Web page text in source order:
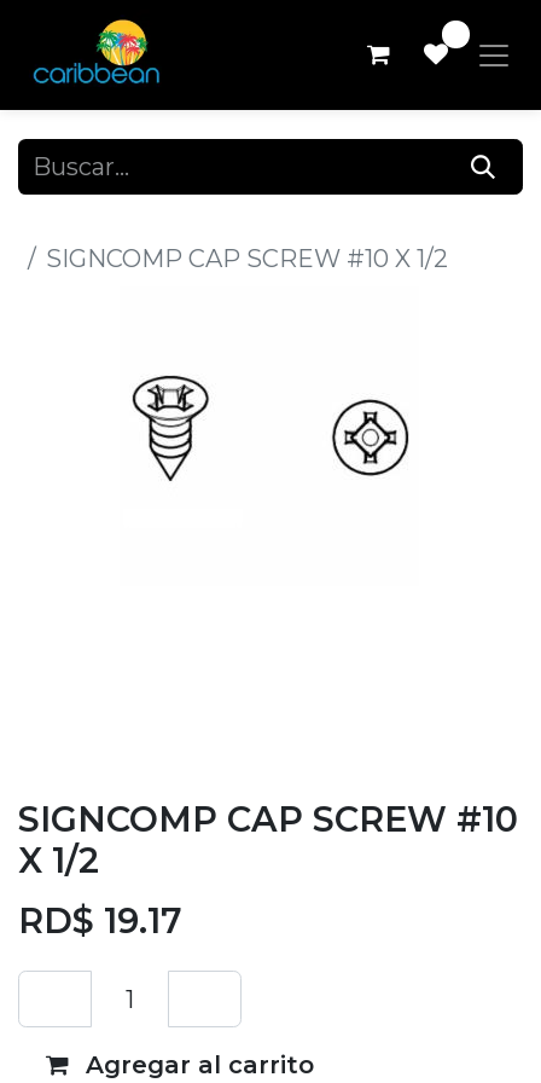
SIGNCOMP CAP SCREW #10 X 1/2
SIGNCOMP CAP SCREW #10
X 1/2
RD$ 19.17
Agregar al carrito